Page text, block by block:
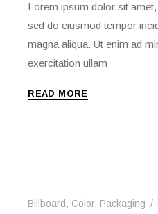
Lorem ipsum dolor sit
sed do eiusmod tempor
magna aliqua. Ut enim ad
exercitation ullam
READ MORE
Billboard , Color, Packaging